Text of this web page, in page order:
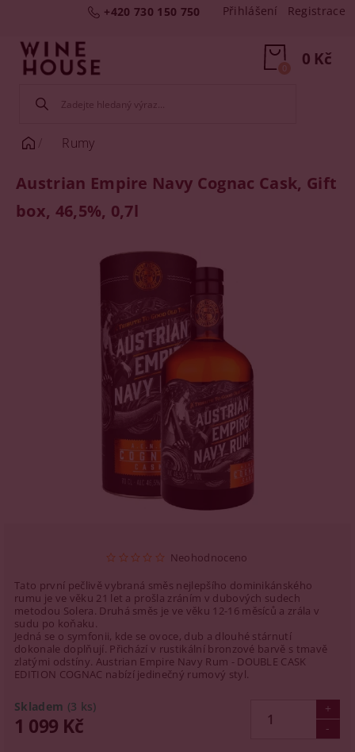
+420 730 150 750 Přihlášení Registrace
0 Kč
0
Rumy
Austrian Empire Navy Cognac Cask, Gift
box, 46,5%, 0,7l
Neohodnoceno
Tato první pečlivě vybraná směs nejlepšího dominikánského
rumu je ve věku 21 let a prošla zráním v dubových sudech
metodou Solera. Druhá směs je ve věku 12-16 měsíců a zrála v
sudu po koňaku.
Jedná se o symfonii, kde se ovoce, dub a dlouhé stárnutí
dokonale doplňují. Přichází v rustikální bronzové barvě s tmavě
zlatými odstíny. Austrian Empire Navy Rum - DOUBLE CASK
EDITION COGNAC nabízí jedinečný rumový styl.
Skladem (3 ks)
1 099 Kč